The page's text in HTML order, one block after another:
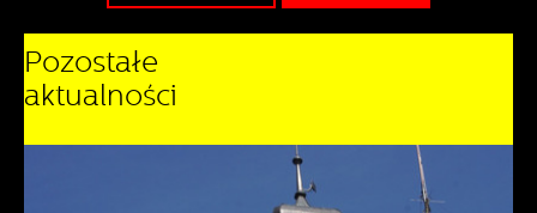
Pozostałe
aktualności